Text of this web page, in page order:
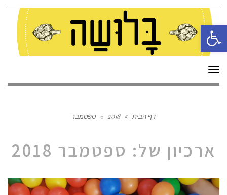
פתח סרגל נגישות
תפריט
דף הבית »
2018
» ספטמבר
ארכיון של: ספטמבר 2018